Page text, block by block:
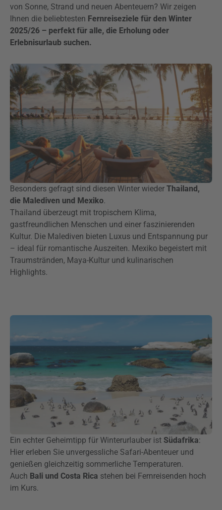
von Sonne, Strand und neuen Abenteuern? Wir zeigen
Ihnen die beliebtesten Fernreiseziele für den Winter
2025/26 – perfekt für alle, die Erholung oder
Erlebnisurlaub suchen.
Besonders gefragt sind diesen Winter wieder Thailand,
die Malediven und Mexiko.
Thailand überzeugt mit tropischem Klima,
gastfreundlichen Menschen und einer faszinierenden
Kultur. Die Malediven bieten Luxus und Entspannung pur
– ideal für romantische Auszeiten. Mexiko begeistert mit
Traumstränden, Maya-Kultur und kulinarischen
Highlights.
Ein echter Geheimtipp für Winterurlauber ist Südafrika:
Hier erleben Sie unvergessliche Safari-Abenteuer und
genießen gleichzeitig sommerliche Temperaturen.
Auch Bali und Costa Rica stehen bei Fernreisenden hoch
im Kurs.